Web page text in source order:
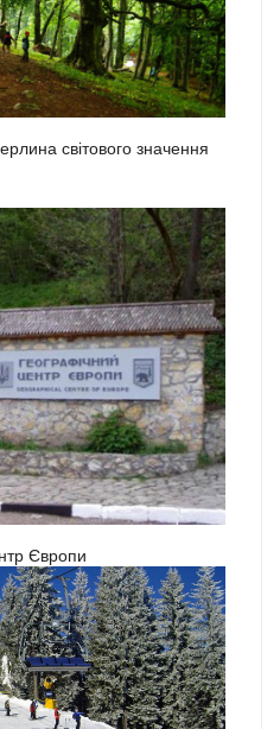
світового значення
Європи